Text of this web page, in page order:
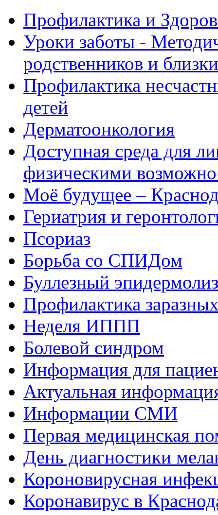
Профилактика и
Уроки заботы -
родственников и
Профилактика
детей
Дерматоонкология
Доступная среда для
физическими
Моё будущее –
Гериатрия и
Псориаз
Борьба со СПИДом
Буллезный эпидермолиз
Профилактика
Неделя ИППП
Болевой синдром
Информация для
Актуальная
Информации СМИ
Первая медицинская
День диагностики
Короновирусная
Коронавирус в